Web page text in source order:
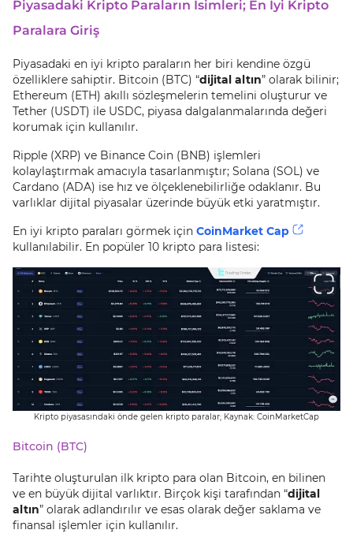
Piyasadaki Kripto Paraların İsimleri; En İyi Kripto
Paralara Giriş
Piyasadaki en iyi kripto paraların her biri kendine özgü
özelliklere sahiptir. Bitcoin (BTC) “dijital altın” olarak bilinir;
Ethereum (ETH) akıllı sözleşmelerin temelini oluşturur ve
Tether (USDT) ile USDC, piyasa dalgalanmalarında değeri
korumak için kullanılır.
Ripple (XRP) ve Binance Coin (BNB) işlemleri
kolaylaştırmak amacıyla tasarlanmıştır; Solana (SOL) ve
Cardano (ADA) ise hız ve ölçeklenebilirliğe odaklanır. Bu
varlıklar dijital piyasalar üzerinde büyük etki yaratmıştır.
En iyi kripto paraları görmek için CoinMarket Cap
kullanılabilir. En popüler 10 kripto para listesi:
Kripto piyasasındaki önde gelen kripto paralar; Kaynak: CoinMarketCap
Bitcoin (BTC)
Tarihte oluşturulan ilk kripto para olan Bitcoin, en bilinen
ve en büyük dijital varlıktır. Birçok kişi tarafından “dijital
altın” olarak adlandırılır ve esas olarak değer saklama ve
finansal işlemler için kullanılır.